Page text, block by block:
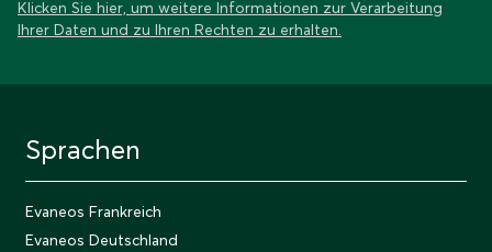
Klicken Sie hier, um weitere Informationen zur Verarbeitung
Ihrer Daten und zu Ihren Rechten zu erhalten.
Sprachen
Evaneos Frankreich
Evaneos Deutschland